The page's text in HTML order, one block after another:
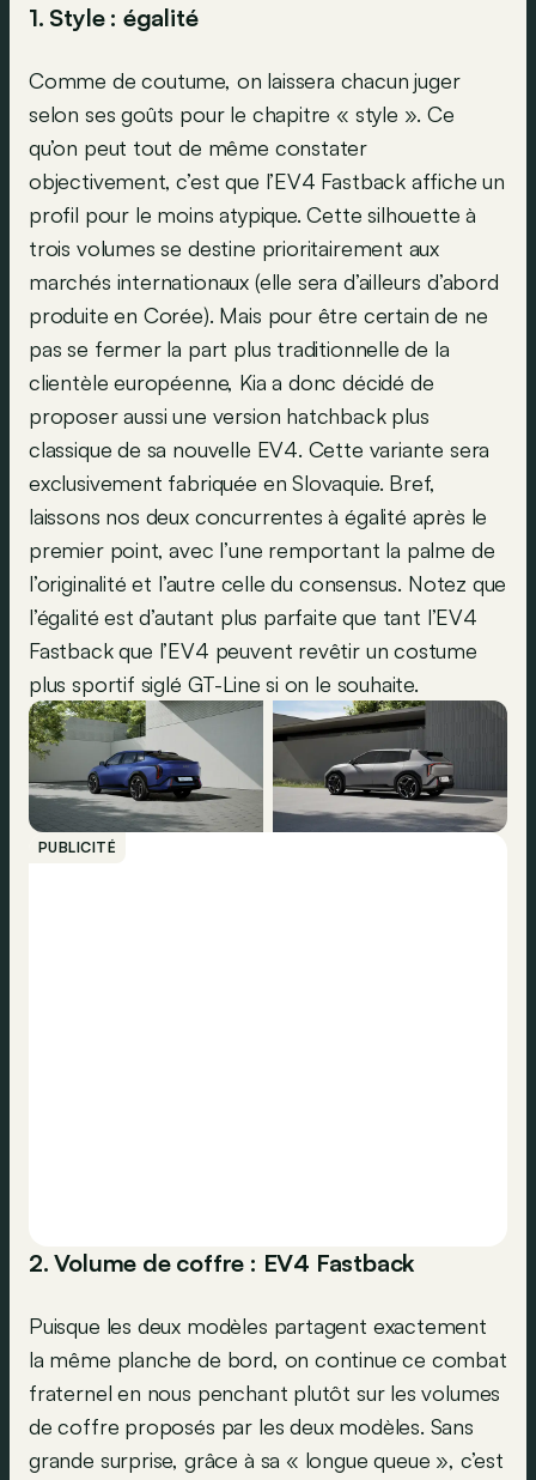
1. Style : égalité
Comme de coutume, on laissera chacun juger
selon ses goûts pour le chapitre « style ». Ce
qu’on peut tout de même constater
objectivement, c’est que l’EV4 Fastback affiche un
profil pour le moins atypique. Cette silhouette à
trois volumes se destine prioritairement aux
marchés internationaux (elle sera d’ailleurs d’abord
produite en Corée). Mais pour être certain de ne
pas se fermer la part plus traditionnelle de la
clientèle européenne, Kia a donc décidé de
proposer aussi une version hatchback plus
classique de sa nouvelle EV4. Cette variante sera
exclusivement fabriquée en Slovaquie. Bref,
laissons nos deux concurrentes à égalité après le
premier point, avec l’une remportant la palme de
l’originalité et l’autre celle du consensus. Notez que
l’égalité est d’autant plus parfaite que tant l’EV4
Fastback que l’EV4 peuvent revêtir un costume
plus sportif siglé GT-Line si on le souhaite.
PUBLICITÉ
2. Volume de coffre : EV4 Fastback
Puisque les deux modèles partagent exactement
la même planche de bord, on continue ce combat
fraternel en nous penchant plutôt sur les volumes
de coffre proposés par les deux modèles. Sans
grande surprise, grâce à sa « longue queue », c’est